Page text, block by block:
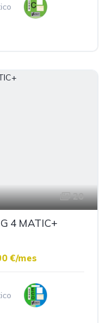
20
4 MATIC+
€/mes